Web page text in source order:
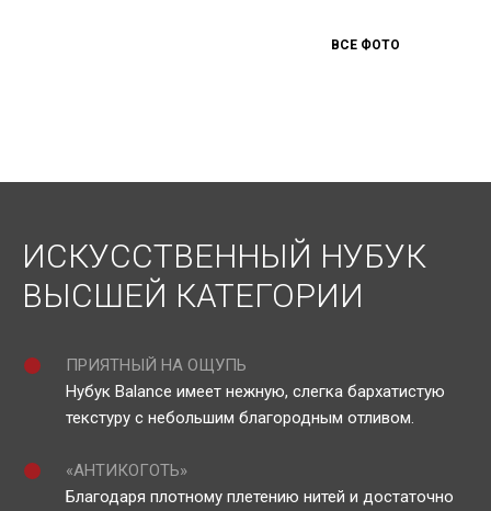
ВСЕ ФОТО
ИСКУССТВЕННЫЙ НУБУК
ВЫСШЕЙ КАТЕГОРИИ
ПРИЯТНЫЙ НА ОЩУПЬ
Нубук Balance имеет нежную, слегка бархатистую
текстуру с небольшим благородным отливом.
«АНТИКОГОТЬ»
Благодаря плотному плетению нитей и достаточно